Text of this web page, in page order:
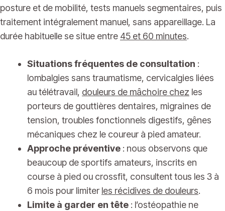
posture et de mobilité, tests manuels segmentaires, puis
traitement intégralement manuel, sans appareillage. La
durée habituelle se situe entre 45 et 60 minutes.
Situations fréquentes de consultation :
lombalgies sans traumatisme, cervicalgies liées
au télétravail, douleurs de mâchoire chez les
porteurs de gouttières dentaires, migraines de
tension, troubles fonctionnels digestifs, gênes
mécaniques chez le coureur à pied amateur.
Approche préventive : nous observons que
beaucoup de sportifs amateurs, inscrits en
course à pied ou crossfit, consultent tous les 3 à
6 mois pour limiter les récidives de douleurs.
Limite à garder en tête : l’ostéopathie ne